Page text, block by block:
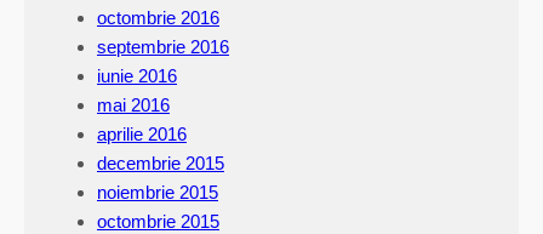
octombrie 2016
septembrie 2016
iunie 2016
mai 2016
aprilie 2016
decembrie 2015
noiembrie 2015
octombrie 2015